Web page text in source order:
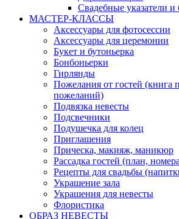
Свадебные указатели
МАСТЕР-КЛАССЫ
Аксессуары для фотосессии
Аксессуары для церемонии
Букет и бутоньерка
Бонбоньерки
Гирлянды
Пожелания от гостей (книга
пожеланий)
Подвязка невесты
Подсвечники
Подушечка для колец
Приглашения
Прическа, макияж, маникюр
Рассадка гостей (план,
Рецепты для свадьбы
Украшение зала
Украшения для невесты
Флористика
ОБРАЗ НЕВЕСТЫ